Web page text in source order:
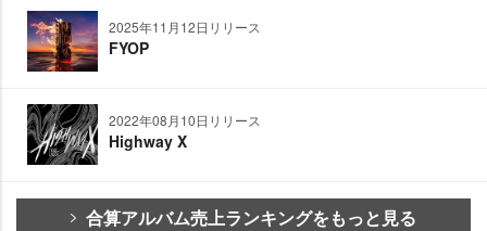
2025年11月12日リリース
FYOP
2022年08月10日リリース
Highway X
合算アルバム売上ランキングをもっと見る